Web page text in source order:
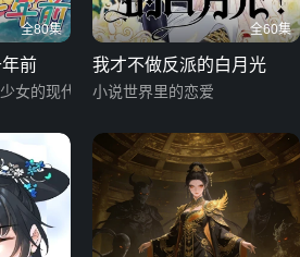
全80集
前
女的现代漂流记
全60集
我才不做反派的白月光
小说世界里的恋爱